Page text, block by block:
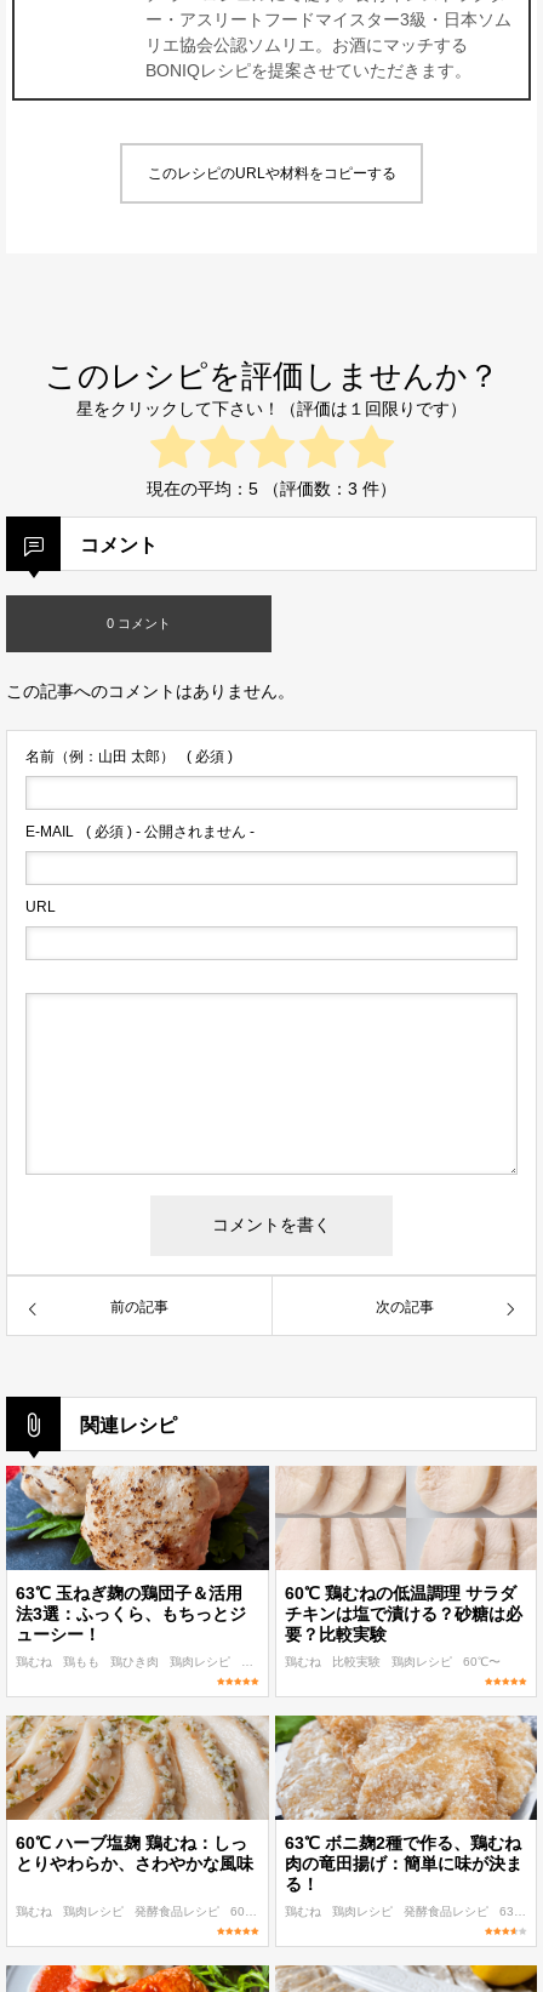
ー・アスリートフードマイスター3級・日本ソム
リエ協会公認ソムリエ。お酒にマッチする
BONIQレシピを提案させていただきます。
このレシピのURLや材料をコピーする
このレシピを評価しませんか？
星をクリックして下さい！（評価は１回限りです）
現在の平均： 5 （評価数： 3 件）
コメント
0 コメント
この記事へのコメントはありません。
名前（例：山田 太郎） ( 必須 )
E-MAIL ( 必須 ) - 公開されません -
URL
前の記事 次の記事
関連レシピ
63℃ 玉ねぎ麹の鶏団子＆活用
法3選：ふっくら、もちっとジ
ューシー！
鶏むね 鶏もも 鶏ひき肉 鶏肉レシピ 低温調理 麹・発酵食レシピ
60℃ 鶏むねの低温調理 サラダ
チキンは塩で漬ける？砂糖は必
要？比較実験
鶏むね 比較実験 鶏肉レシピ 60℃〜
60℃ ハーブ塩麹 鶏むね：しっ
とりやわらか、さわやかな風味
鶏むね 鶏肉レシピ 発酵食品レシピ 60℃〜 パパッと作れる
63℃ ボニ麹2種で作る、鶏むね
肉の竜田揚げ：簡単に味が決ま
る！
鶏むね 鶏肉レシピ 発酵食品レシピ 63℃
レシピ検索 加熱時間基準表 低温調理ルール 真空パック器 完全セット